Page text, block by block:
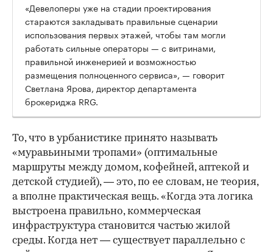
00:00
«Девелоперы уже на стадии проектирования
стараются закладывать правильные сценарии
использования первых этажей, чтобы там могли
работать сильные операторы — с витринами,
правильной инженерией и возможностью
размещения полноценного сервиса», — говорит
Светлана Ярова, директор департамента
брокериджа RRG.
То, что в урбанистике принято называть
«муравьиными тропами» (оптимальные
маршруты между домом, кофейней, аптекой и
детской студией), — это, по ее словам, не теория,
а вполне практическая вещь. «Когда эта логика
выстроена правильно, коммерческая
инфраструктура становится частью жилой
среды. Когда нет — существует параллельно с